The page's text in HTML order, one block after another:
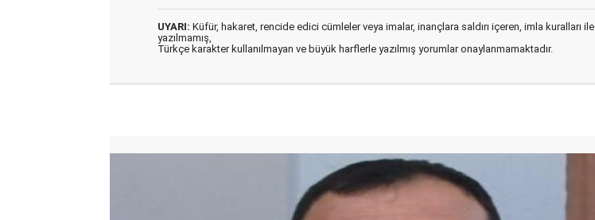
UYARI: Küfür, hakaret, rencide edici cümleler veya imalar, inançlara saldırı içeren, imla kuralları ile
yazılmamış,
Türkçe karakter kullanılmayan ve büyük harflerle yazılmış yorumlar onaylanmamaktadır.